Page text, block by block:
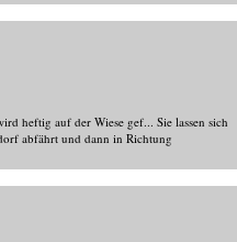
heftig auf der Wiese gef... Sie lassen sich
abfährt und dann in Richtung